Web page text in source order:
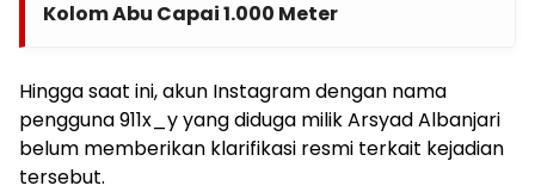
Kolom Abu Capai 1.000 Meter
Hingga saat ini, akun Instagram dengan nama
pengguna 911x_y yang diduga milik Arsyad Albanjari
belum memberikan klarifikasi resmi terkait kejadian
tersebut.